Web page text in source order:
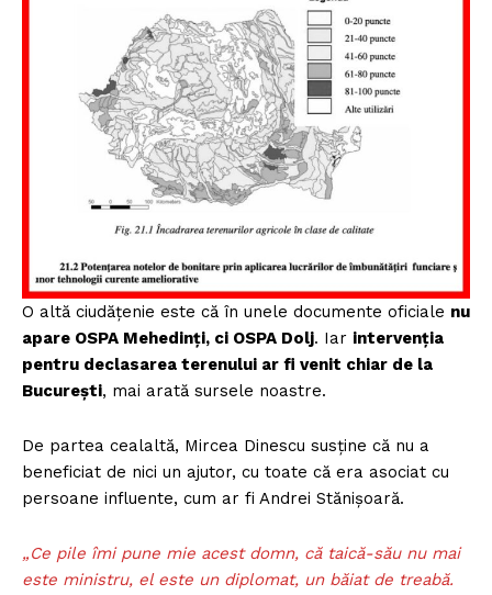
O altă ciudățenie este că în unele documente oficiale nu
apare OSPA Mehedinți, ci OSPA Dolj. Iar intervenția
pentru declasarea terenului ar fi venit chiar de la
București, mai arată sursele noastre.
De partea cealaltă, Mircea Dinescu susține că nu a
beneficiat de nici un ajutor, cu toate că era asociat cu
persoane influente, cum ar fi Andrei Stănișoară.
„Ce pile îmi pune mie acest domn, că taică-său nu mai
este ministru, el este un diplomat, un băiat de treabă.